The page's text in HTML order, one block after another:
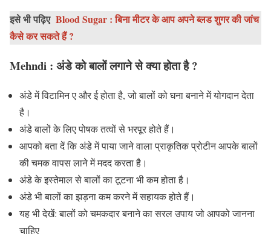
इसे भी पढ़िए Blood Sugar : बिना मीटर के आप अपने ब्लड शुगर की जांच
कैसे कर सकते हैं ?
Mehndi : अंडे को बालों लगाने से क्या होता है ?
अंडे में विटामिन ए और ई होता है, जो बालों को घना बनाने में योगदान देता
है।
अंडे बालों के लिए पोषक तत्वों से भरपूर होते हैं।
आपको बता दें कि अंडे में पाया जाने वाला प्राकृतिक प्रोटीन आपके बालों
की चमक वापस लाने में मदद करता है।
अंडे के इस्तेमाल से बालों का टूटना भी कम होता है।
अंडे भी बालों का झड़ना कम करने में सहायक होते हैं।
यह भी देखें: बालों को चमकदार बनाने का सरल उपाय जो आपको जानना
चाहिए